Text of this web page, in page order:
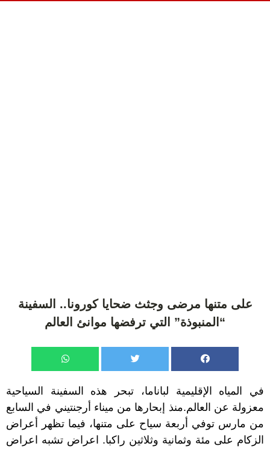
على متنها مرضى وجثث ضحايا كورونا.. السفينة
“المنبوذة” التي ترفضها موانئ العالم
في المياه الإقليمية لباناما، تبحر هذه السفينة السياحية
معزولة عن العالم.منذ إبحارها من ميناء أرجنتيني في السابع
من مارس توفي أربعة سياح على متنها، فيما تظهر أعراض
الزكام على مئة وثمانية وثلاثين راكبا. اعراض تشبه اعراض